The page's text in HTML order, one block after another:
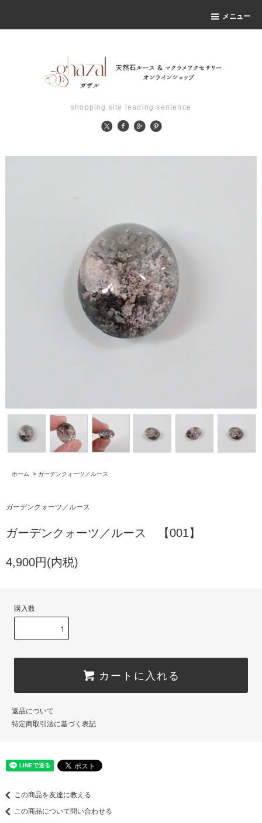
メニュー
shopping site leading sentence
ホーム > ガーデンクォーツ／ルース
ガーデンクォーツ／ルース
ガーデンクォーツ／ルース 【001】
4,900円(内税)
購入数
カートに入れる
返品について
特定商取引法に基づく表記
この商品を友達に教える
この商品について問い合わせる